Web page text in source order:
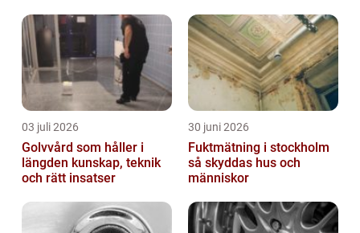
03 juli 2026
Golvvård som håller i
längden kunskap, teknik
och rätt insatser
30 juni 2026
Fuktmätning i stockholm
så skyddas hus och
människor